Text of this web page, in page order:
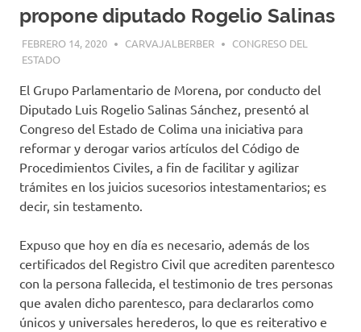
propone diputado Rogelio Salinas
FEBRERO 14, 2020 CARVAJALBERBER
CONGRESO DEL
ESTADO
El Grupo Parlamentario de Morena, por conducto del
Diputado Luis Rogelio Salinas Sánchez, presentó al
Congreso del Estado de Colima una iniciativa para
reformar y derogar varios artículos del Código de
Procedimientos Civiles, a fin de facilitar y agilizar
trámites en los juicios sucesorios intestamentarios; es
decir, sin testamento.
Expuso que hoy en día es necesario, además de los
certificados del Registro Civil que acrediten parentesco
con la persona fallecida, el testimonio de tres personas
que avalen dicho parentesco, para declararlos como
únicos y universales herederos, lo que es reiterativo e